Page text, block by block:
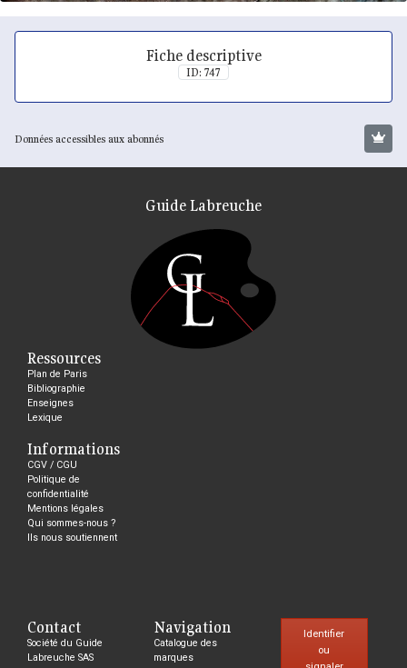
Fiche descriptive
ID: 747
Données accessibles aux abonnés
Guide Labreuche
Ressources
Plan de Paris
Bibliographie
Enseignes
Lexique
Informations
CGV / CGU
Politique de
confidentialité
Mentions légales
Qui sommes-nous ?
Ils nous soutiennent
Contact
Société du Guide
Labreuche SAS
Navigation
Catalogue des
marques
Identifier
ou